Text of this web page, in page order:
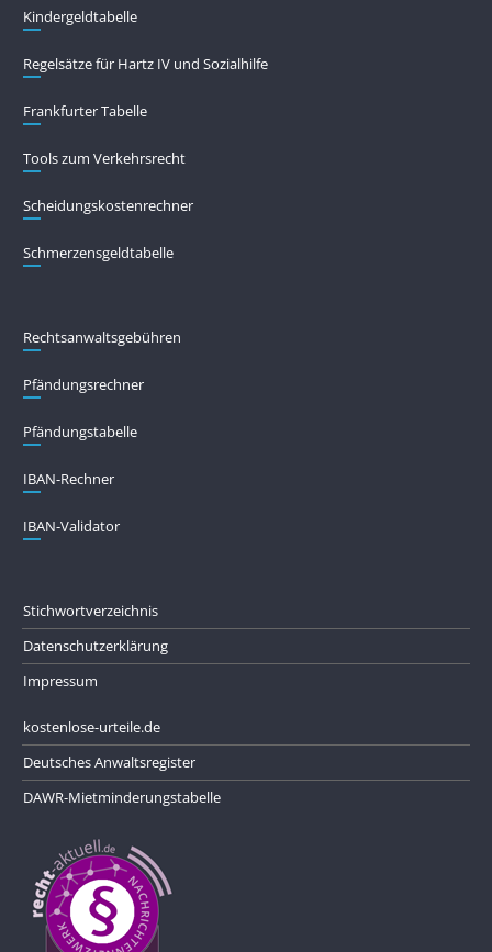
Kindergeldtabelle
Regelsätze für Hartz IV und Sozialhilfe
Frankfurter Tabelle
Tools zum Verkehrsrecht
Scheidungskostenrechner
Schmerzensgeldtabelle
Rechtsanwaltsgebühren
Pfändungs­rechner
Pfändungs­tabelle
IBAN-Rechner
IBAN-Validator
Stichwortverzeichnis
Datenschutzerklärung
Impressum
kostenlose-urteile.de
Deutsches Anwaltsregister
DAWR-Mietminderungstabelle